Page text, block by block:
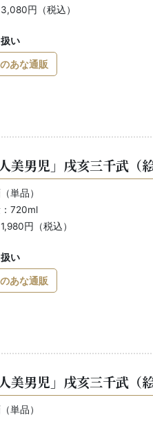
円（税込）
い
あな通販
人美男児」戌亥三千武
単品）
720ml
円（税込）
い
あな通販
人美男児」戌亥三千武
単品）